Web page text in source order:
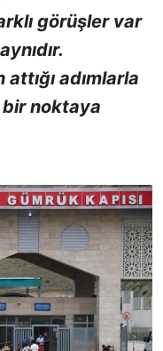
görüşler var
attığı adımlarla
noktaya